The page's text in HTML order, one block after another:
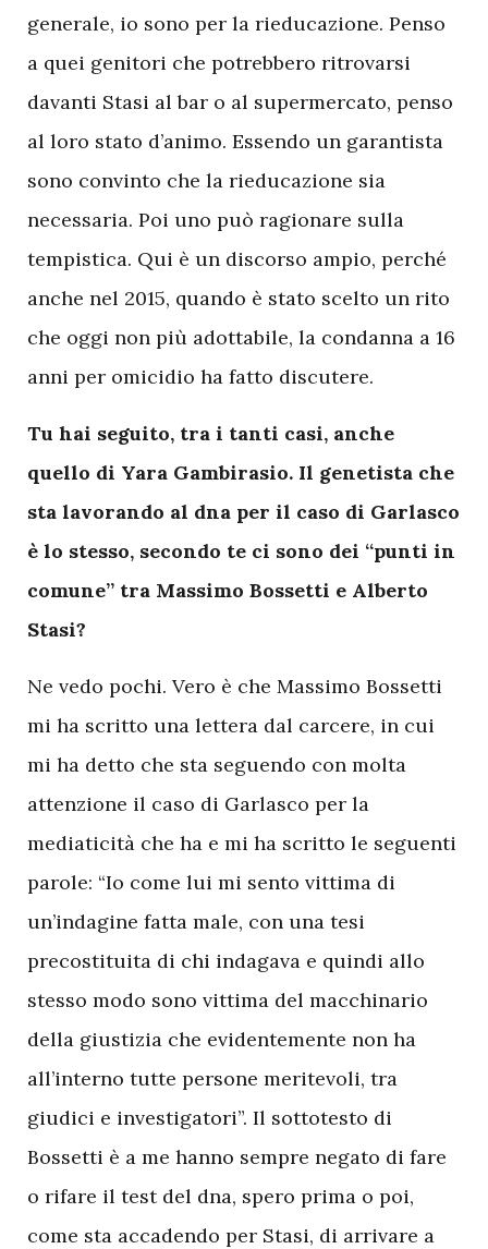
generale, io sono per la rieducazione. Penso
a quei genitori che potrebbero ritrovarsi
davanti Stasi al bar o al supermercato, penso
al loro stato d’animo. Essendo un garantista
sono convinto che la rieducazione sia
necessaria. Poi uno può ragionare sulla
tempistica. Qui è un discorso ampio, perché
anche nel 2015, quando è stato scelto un rito
che oggi non più adottabile, la condanna a 16
anni per omicidio ha fatto discutere.
Tu hai seguito, tra i tanti casi, anche
quello di Yara Gambirasio. Il genetista che
sta lavorando al dna per il caso di Garlasco
è lo stesso, secondo te ci sono dei “punti in
comune” tra Massimo Bossetti e Alberto
Stasi?
Ne vedo pochi. Vero è che Massimo Bossetti
mi ha scritto una lettera dal carcere, in cui
mi ha detto che sta seguendo con molta
attenzione il caso di Garlasco per la
mediaticità che ha e mi ha scritto le seguenti
parole: “Io come lui mi sento vittima di
un’indagine fatta male, con una tesi
precostituita di chi indagava e quindi allo
stesso modo sono vittima del macchinario
della giustizia che evidentemente non ha
all’interno tutte persone meritevoli, tra
giudici e investigatori”. Il sottotesto di
Bossetti è a me hanno sempre negato di fare
o rifare il test del dna, spero prima o poi,
come sta accadendo per Stasi, di arrivare a